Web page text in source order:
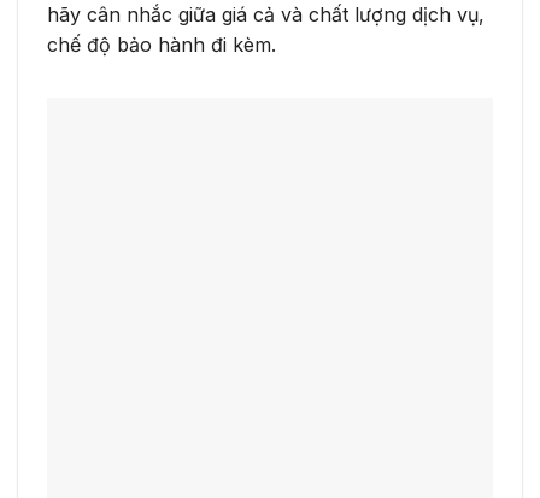
hãy cân nhắc giữa giá cả và chất lượng dịch vụ,
chế độ bảo hành đi kèm.